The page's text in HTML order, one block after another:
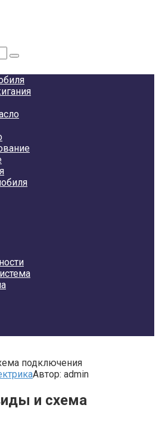
подключения
Автор: admin
и схема